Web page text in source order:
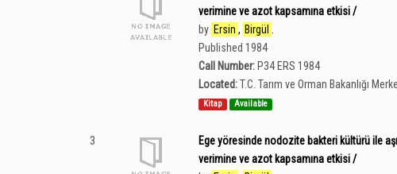
verimine ve azot kapsamına etkisi /
by Ersin , Birgül
Published 1984
Call Number: P34 ERS 1984
Located:T.C. Tarım ve Orman Bakanlığı
Kitap Available
3
Ege yöresinde nodozite bakteri kültürü ile
verimine ve azot kapsamına etkisi /